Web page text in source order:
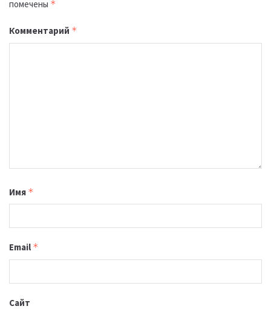
помечены *
Комментарий *
Имя *
Email *
Сайт